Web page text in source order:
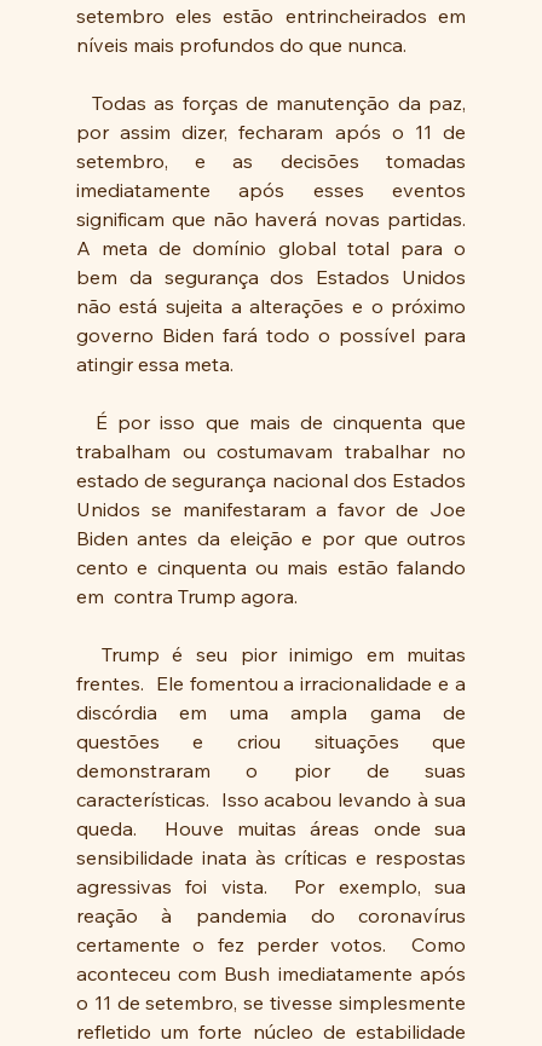
setembro eles estão entrincheirados em
níveis mais profundos do que nunca.
por assim dizer, fecharam após o 11 de
setembro, e as decisões tomadas
imediatamente após esses eventos
significam que não haverá novas partidas.
A meta de domínio global total para o
bem da segurança dos Estados Unidos
não está sujeita a alterações e o próximo
governo Biden fará todo o possível para
atingir essa meta.
trabalham ou costumavam trabalhar no
estado de segurança nacional dos Estados
Unidos se manifestaram a favor de Joe
Biden antes da eleição e por que outros
cento e cinquenta ou mais estão falando
em  contra Trump agora.
frentes.  Ele fomentou a irracionalidade e a
discórdia em uma ampla gama de
questões e criou situações que
demonstraram o pior de suas
características.  Isso acabou levando à sua
queda.  Houve muitas áreas onde sua
sensibilidade inata às críticas e respostas
agressivas foi vista.  Por exemplo, sua
reação à pandemia do coronavírus
certamente o fez perder votos.  Como
aconteceu com Bush imediatamente após
o 11 de setembro, se tivesse simplesmente
refletido um forte núcleo de estabilidade